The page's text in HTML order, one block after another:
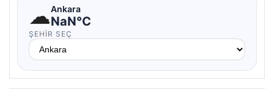
☁Ankara
NaN°C
ŞEHIR SEÇ